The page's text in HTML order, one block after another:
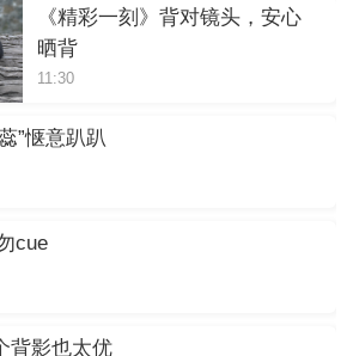
《精彩一刻》背对镜头，安心
晒背
11:30
”惬意趴趴
cue
背影也太优